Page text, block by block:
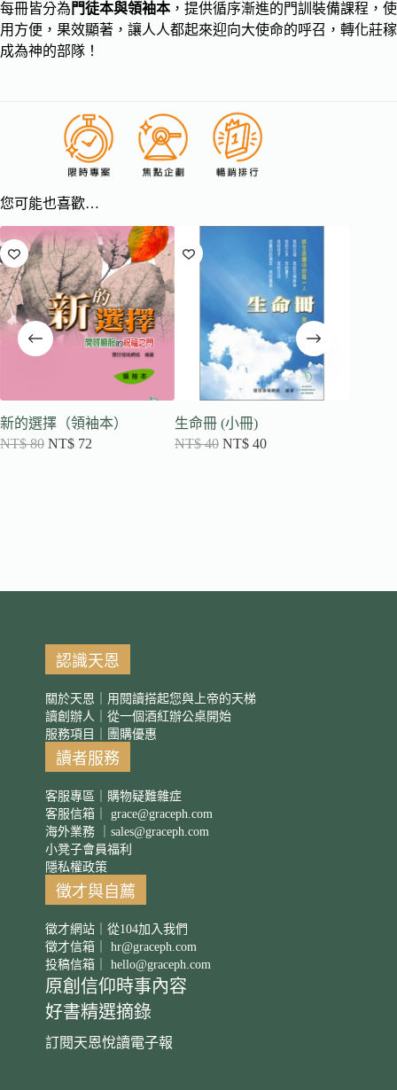
每冊皆分為 門徒本與領袖本，提供循序漸進的門訓裝備課程，使
用方便，果效顯著，讓人人都起來迎向大使命的呼召，轉化莊稼
成為神的部隊！
您可能也喜歡…
新的選擇（領袖本）
NT$80 NT$ 72
生命冊 (小冊)
NT$40 NT$ 40
認識天恩
關於天恩｜用閱讀搭起您與上帝的天梯
讀創辦人｜從一個酒紅辦公桌開始
服務項目｜團購優惠
讀者服務
客服專區｜購物疑難雜症
客服信箱｜ grace@graceph.com
海外業務 ｜ sales@graceph.com
小凳子會員福利
隱私權政策
徵才與自薦
徵才網站｜從104加入我們
徵才信箱｜ hr@graceph.com
投稿信箱｜ hello@graceph.com
原創信仰時事內容
好書精選摘錄
訂閱天恩悅讀電子報